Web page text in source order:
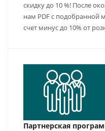
скидку до 10 %! После
нам PDF с
счет минус до 10% от
Партнерская